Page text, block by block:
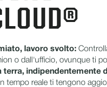
lavoro svolto:
o dall'ufficio, ovunque ti
terra, indipendentemente
tempo reale ti tengono